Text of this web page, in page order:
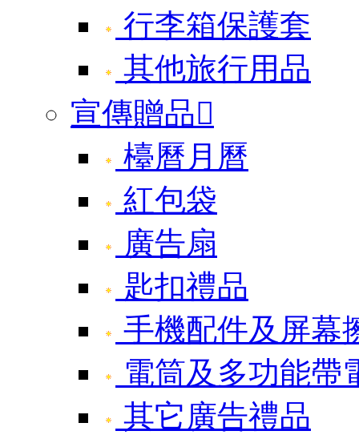
行李箱保護套
其他旅行用品
宣傳贈品
檯曆月曆
紅包袋
廣告扇
匙扣禮品
手機配件及屏幕
電筒及多功能帶
其它廣告禮品